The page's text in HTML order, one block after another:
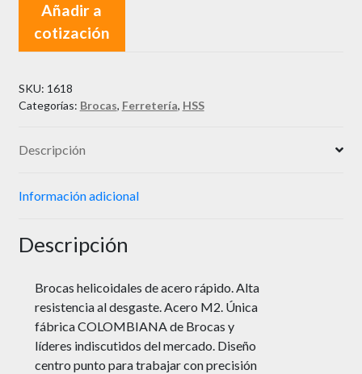
Añadir a
cotización
SKU: 1618
Categorías: Brocas, Ferretería, HSS
Descripción
Información adicional
Descripción
Brocas helicoidales de acero rápido. Alta
resistencia al desgaste. Acero M2. Única
fábrica COLOMBIANA de Brocas y
líderes indiscutidos del mercado. Diseño
centro punto para trabajar con precisión